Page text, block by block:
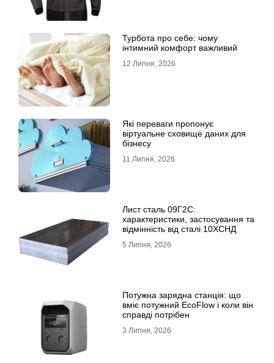
Турбота про себе: чому
інтимний комфорт важливий
12 Липня, 2026
Які переваги пропонує
віртуальне сховище даних для
бізнесу
11 Липня, 2026
Лист сталь 09Г2С:
характеристики, застосування та
відмінність від сталі 10ХСНД
5 Липня, 2026
Потужна зарядна станція: що
вміє потужний EcoFlow і коли він
справді потрібен
3 Липня, 2026